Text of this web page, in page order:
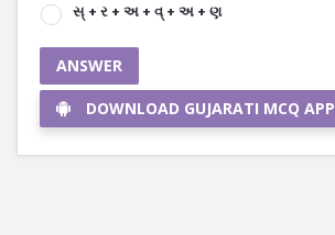
સ્ + ર + અ + વ્ + અ + ણ
ANSWER
DOWNLOAD GUJARATI MCQ APP